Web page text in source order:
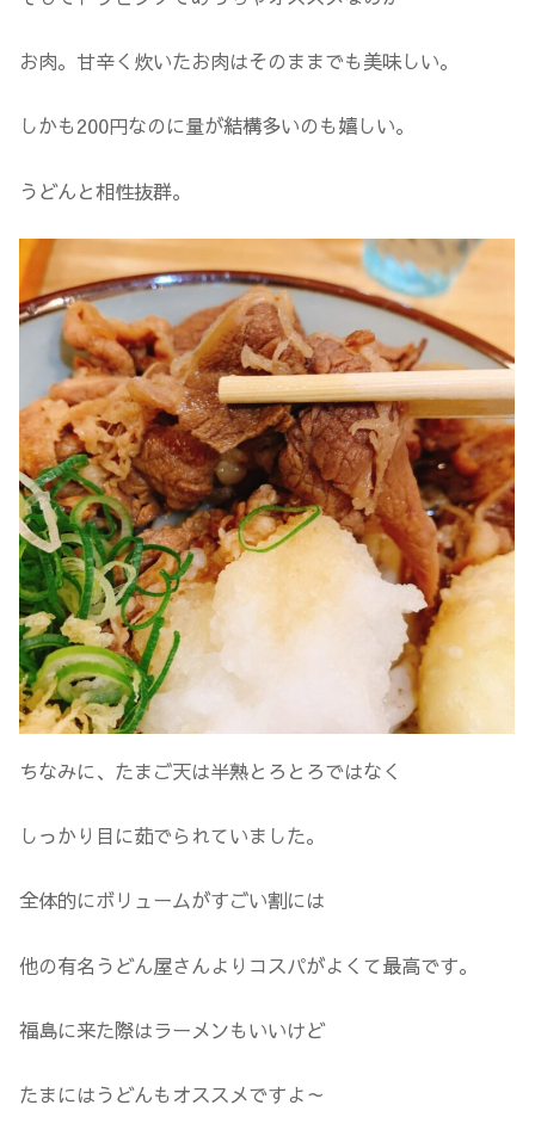
お肉。甘辛く炊いたお肉はそのままでも美味しい。
しかも200円なのに量が結構多いのも嬉しい。
うどんと相性抜群。
ちなみに、たまご天は半熟とろとろではなく
しっかり目に茹でられていました。
全体的にボリュームがすごい割には
他の有名うどん屋さんよりコスパがよくて最高です。
福島に来た際はラーメンもいいけど
たまにはうどんもオススメですよ～